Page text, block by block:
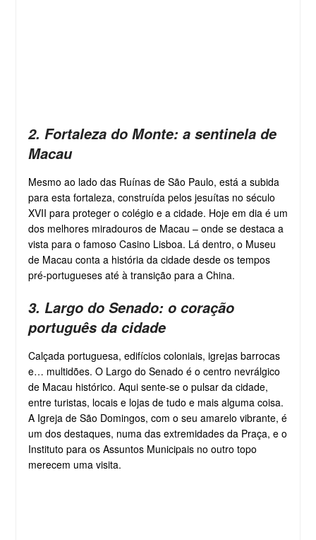
2. Fortaleza do Monte: a sentinela de
Macau
Mesmo ao lado das Ruínas de São Paulo, está a subida
para esta fortaleza, construída pelos jesuítas no século
XVII para proteger o colégio e a cidade. Hoje em dia é um
dos melhores miradouros de Macau – onde se destaca a
vista para o famoso Casino Lisboa. Lá dentro, o Museu
de Macau conta a história da cidade desde os tempos
pré-portugueses até à transição para a China.
3. Largo do Senado: o coração
português da cidade
Calçada portuguesa, edifícios coloniais, igrejas barrocas
e… multidões. O Largo do Senado é o centro nevrálgico
de Macau histórico. Aqui sente-se o pulsar da cidade,
entre turistas, locais e lojas de tudo e mais alguma coisa.
A Igreja de São Domingos, com o seu amarelo vibrante, é
um dos destaques, numa das extremidades da Praça, e o
Instituto para os Assuntos Municipais no outro topo
merecem uma visita.